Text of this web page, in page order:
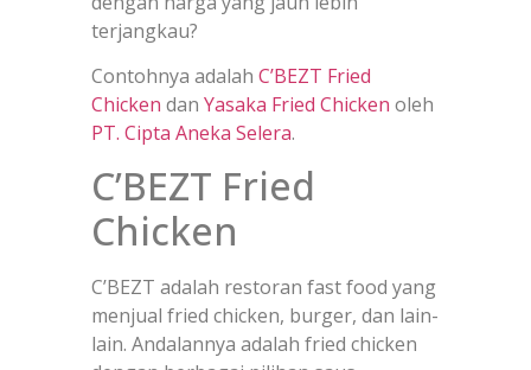
terjangkau?
Contohnya adalahC’BEZT Fried
Chicken danYasaka Fried Chicken oleh
PT. Cipta Aneka Selera.
C’BEZT Fried
Chicken
C’BEZT adalah restoran fast food yang
menjual fried chicken, burger, dan lain-
lain. Andalannya adalah fried chicken